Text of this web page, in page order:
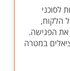
לסוכני
הלקוח,
את הפגישה.
במטרה